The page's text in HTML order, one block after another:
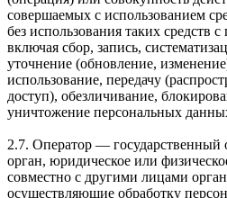
совершаемых с использованием
без использования таких средств
включая сбор, запись,
уточнение (обновление,
использование, передачу
доступ), обезличивание,
уничтожение персональных
2.7. Оператор —
орган, юридическое или
совместно с другими лицами
осуществляющие обработку